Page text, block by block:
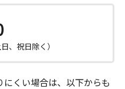
、祝日除く）
くい場合は、以下からも